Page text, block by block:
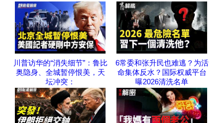
川普访华的“消失细节”：鲁比
奥隐身、全城暂停恨美，天
坛冲突：
6常委和张升民也难逃？为活
命集体反水？国际权威平台
曝2026清洗名单